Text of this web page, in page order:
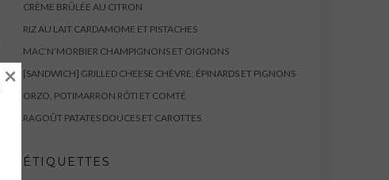
CRÈME BRÛLÉE AU CITRON
RIZ AU LAIT CARDAMOME ET PISTACHES
MAC’N’MORBIER CHAMPIGNONS ET OIGNONS
[SANDWICH] GRILLED CHEESE CHÈVRE, ÉPINARDS ET PIGNONS
ORZO, POTIMARRON RÔTI ET COMTÉ
RAGOÛT PATATES DOUCES ET CAROTTES
ÉTIQUETTES
×